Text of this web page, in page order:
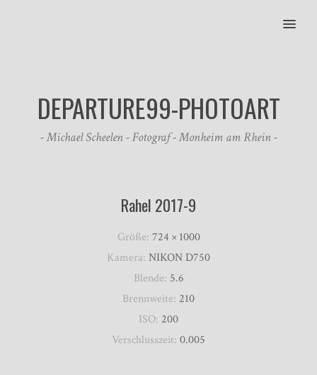
MENU
DEPARTURE99-PHOTOART
- Michael Scheelen - Fotograf - Monheim am Rhein -
Rahel 2017-9
Größe: 724 × 1000
Kamera: NIKON D750
Blende: 5.6
Brennweite: 210
ISO: 200
Verschlusszeit: 0.005